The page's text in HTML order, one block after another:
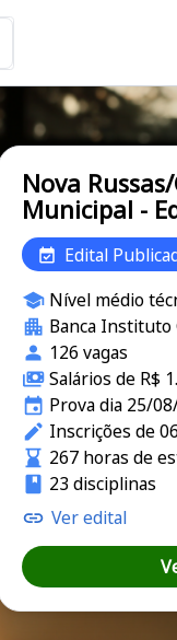
Nova
Municipal -
Edital
Nível médio
Banca Instituto
126 vagas
Salários de R$
Prova dia 25/
Inscrições de
267 horas de
23 disciplinas
Ver edital